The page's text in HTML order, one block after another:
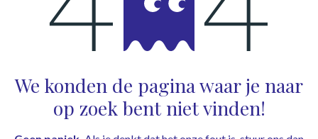
Fout 404
We konden de pagina waar je naar
op zoek bent niet vinden!